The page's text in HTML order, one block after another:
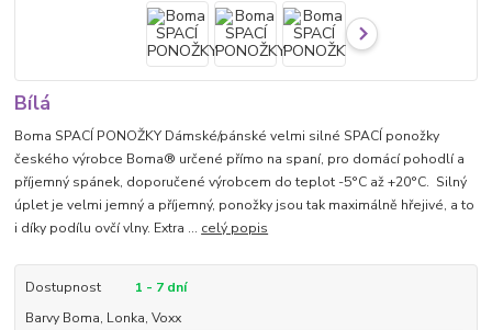
Bílá
Boma SPACÍ PONOŽKY Dámské/pánské velmi silné SPACÍ ponožky
českého výrobce Boma® určené přímo na spaní, pro domácí pohodlí a
příjemný spánek, doporučené výrobcem do teplot -5°C až +20°C. Silný
úplet je velmi jemný a příjemný, ponožky jsou tak maximálně hřejivé, a to
i díky podílu ovčí vlny. Extra ... celý popis
Dostupnost
1 - 7 dní
Barvy Boma, Lonka, Voxx